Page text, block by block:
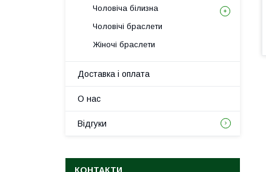
Чоловіча білизна
Чоловічі браслети
Жіночі браслети
Доставка і оплата
О нас
Відгуки